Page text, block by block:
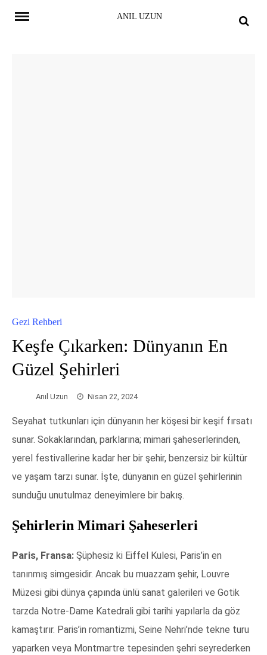
ANIL UZUN
Gezi Rehberi
Keşfe Çıkarken: Dünyanın En
Güzel Şehirleri
Anıl Uzun Nisan 22, 2024
Seyahat tutkunları için dünyanın her köşesi bir keşif fırsatı
sunar. Sokaklarından, parklarına; mimari şaheserlerinden,
yerel festivallerine kadar her bir şehir, benzersiz bir kültür
ve yaşam tarzı sunar. İşte, dünyanın en güzel şehirlerinin
sunduğu unutulmaz deneyimlere bir bakış.
Şehirlerin Mimari Şaheserleri
Paris, Fransa: Şüphesiz ki Eiffel Kulesi, Paris’in en
tanınmış simgesidir. Ancak bu muazzam şehir, Louvre
Müzesi gibi dünya çapında ünlü sanat galerileri ve Gotik
tarzda Notre-Dame Katedrali gibi tarihi yapılarla da göz
kamaştırır. Paris’in romantizmi, Seine Nehri’nde tekne turu
yaparken veya Montmartre tepesinden şehri seyrederken